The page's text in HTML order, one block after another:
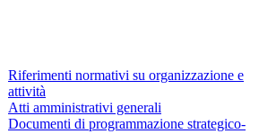
Riferimenti normativi su organizzazione e
attività
Atti amministrativi generali
Documenti di programmazione strategico-